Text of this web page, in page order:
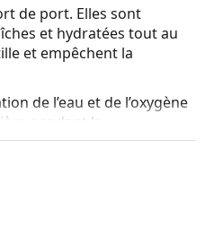
de port. Elles sont
et hydratées tout au
et empêchent la
de l’eau et de l’oxygène
pendant le